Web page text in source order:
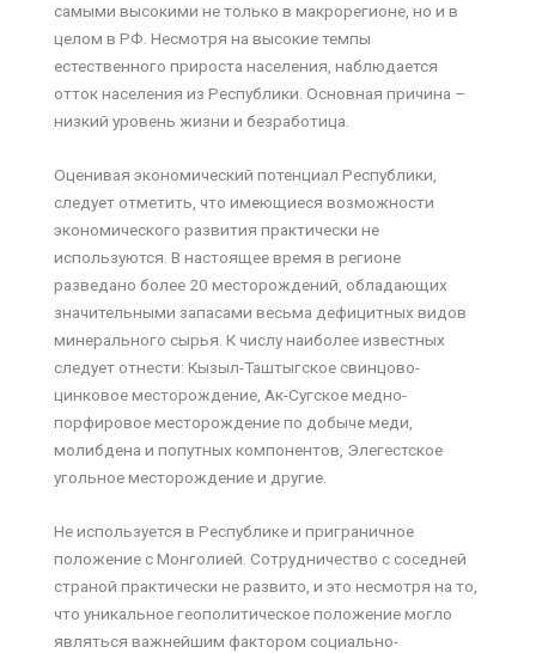
самыми высокими не только в макрорегионе, но и в
целом в РФ. Несмотря на высокие темпы
естественного прироста населения, наблюдается
отток населения из Республики. Основная причина –
низкий уровень жизни и безработица.
Оценивая экономический потенциал Республики,
следует отметить, что имеющиеся возможности
экономического развития практически не
используются. В настоящее время в регионе
разведано более 20 месторождений, обладающих
значительными запасами весьма дефицитных видов
минерального сырья. К числу наиболее известных
следует отнести: Кызыл-Таштыгское свинцово-
цинковое месторождение, Ак-Сугское медно-
порфировое месторождение по добыче меди,
молибдена и попутных компонентов, Элегестское
угольное месторождение и другие.
Не используется в Республике и приграничное
положение с Монголией. Сотрудничество с соседней
страной практически не развито, и это несмотря на то,
что уникальное геополитическое положение могло
являться важнейшим фактором социально-